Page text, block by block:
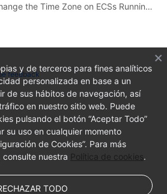
Next topic: How Do I Change the Time Zone on ECSs Running CentOS or EulerOS?
feedback
y de terceros para fines analíticos
personalizada en base a un
de sus hábitos de navegación, así
en nuestro sitio web. Puede
pulsando el botón “Aceptar Todo”
su uso en cualquier momento
de Cookies”. Para más
nuestra Política de cookies.
TODO